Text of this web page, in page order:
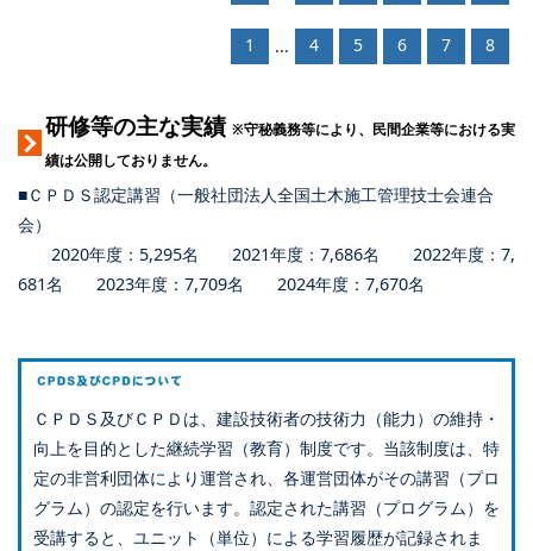
1 ... 4 5 6 7 8
研修等の主な実績 ※守秘義務等により、民間企業等における実
績は公開しておりません。
■ＣＰＤＳ認定講習（一般社団法人全国土木施工管理技士会連合
会）
2020年度：5,295名 2021年度：7,686名 2022年度：7,
681名 2023年度：7,709名 2024年度：7,670名
ＣＰＤＳ及びＣＰＤは、建設技術者の技術力（能力）の維持・
向上を目的とした継続学習（教育）制度です。当該制度は、特
定の非営利団体により運営され、各運営団体がその講習（プロ
グラム）の認定を行います。認定された講習（プログラム）を
受講すると、ユニット（単位）による学習履歴が記録されま